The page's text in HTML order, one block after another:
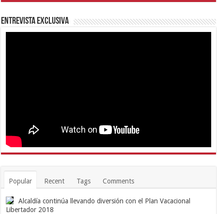
Entrevista Exclusiva
Popular Recent Tags Comments
Alcaldía continúa llevando diversión con el Plan Vacacional
Libertador 2018